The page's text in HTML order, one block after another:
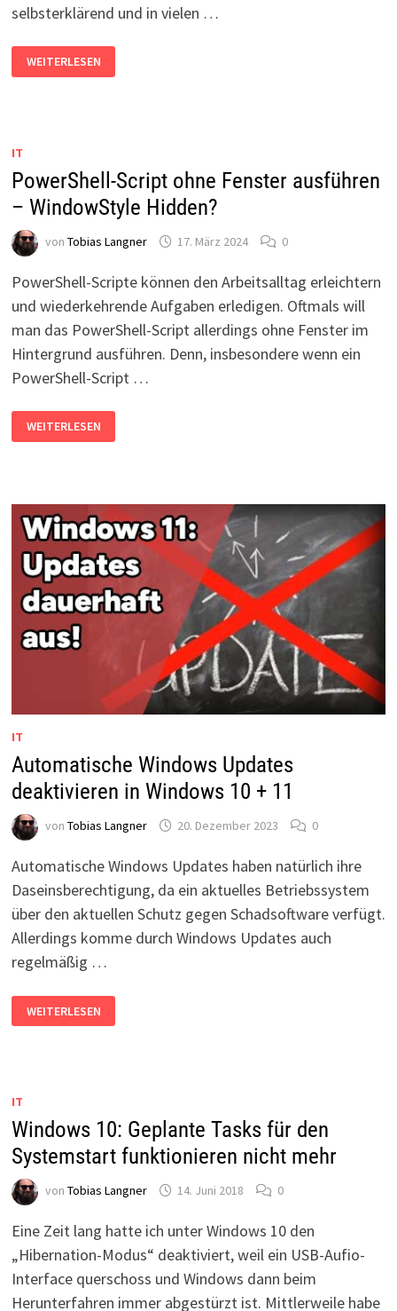
selbsterklärend und in vielen …
AUFGABENPLANUNG:
GEPLANTER
TASK
WEITERLESEN
IT
PowerShell-Script ohne Fenster ausführen
– WindowStyle Hidden?
von Tobias Langner 17. März 2024 0
PowerShell-Scripte können den Arbeitsalltag erleichtern
und wiederkehrende Aufgaben erledigen. Oftmals will
man das PowerShell-Script allerdings ohne Fenster im
Hintergrund ausführen. Denn, insbesondere wenn ein
PowerShell-Script …
POWERSHELL-
SCRIPT
OHNE
HIDDEN?
WEITERLESEN
IT
Automatische Windows Updates
deaktivieren in Windows 10 + 11
von Tobias Langner 20. Dezember 2023 0
Automatische Windows Updates haben natürlich ihre
Daseinsberechtigung, da ein aktuelles Betriebssystem
über den aktuellen Schutz gegen Schadsoftware verfügt.
Allerdings komme durch Windows Updates auch
regelmäßig …
WINDOWS
UPDATES
WEITERLESEN
IT
Windows 10: Geplante Tasks für den
Systemstart funktionieren nicht mehr
von Tobias Langner 14. Juni 2018 0
Eine Zeit lang hatte ich unter Windows 10 den
„Hibernation-Modus“ deaktiviert, weil ein USB-Aufio-
Interface querschoss und Windows dann beim
Herunterfahren immer abgestürzt ist. Mittlerweile habe